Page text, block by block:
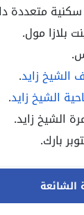
متعددة
بلازا مول.
الشيخ زايد.
الشيخ زايد.
الشيخ زايد.
بارك.
الشائعة